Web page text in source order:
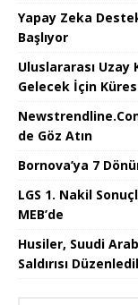
Yapay Zeka
Başlıyor
Uluslararası Uzay
Gelecek İçin
de Göz Atın
Bornova’ya 7
LGS 1. Nakil
MEB’de
Husiler, Suudi
Saldırısı